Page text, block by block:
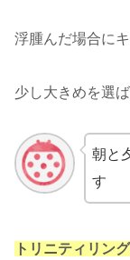
浮腫んだ場合に
少し大きめを選
朝と
す
トリニティリン